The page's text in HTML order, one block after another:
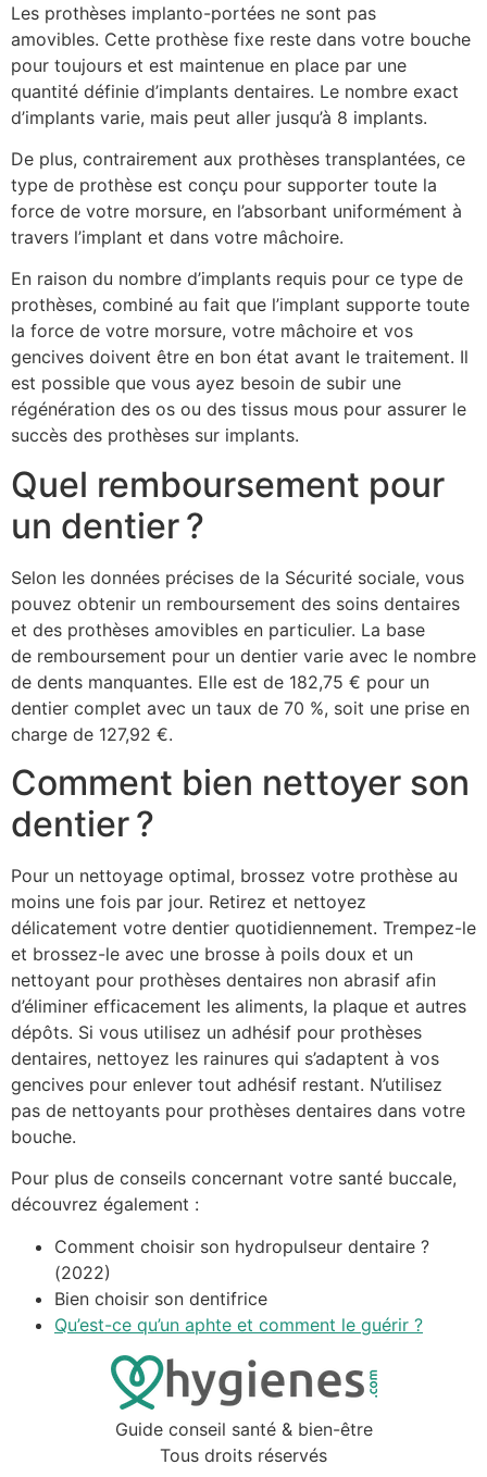
Les prothèses implanto-portées ne sont pas
amovibles. Cette prothèse fixe reste dans votre bouche
pour toujours et est maintenue en place par une
quantité définie d’implants dentaires. Le nombre exact
d’implants varie, mais peut aller jusqu’à 8 implants.
De plus, contrairement aux prothèses transplantées, ce
type de prothèse est conçu pour supporter toute la
force de votre morsure, en l’absorbant uniformément à
travers l’implant et dans votre mâchoire.
En raison du nombre d’implants requis pour ce type de
prothèses, combiné au fait que l’implant supporte toute
la force de votre morsure, votre mâchoire et vos
gencives doivent être en bon état avant le traitement. Il
est possible que vous ayez besoin de subir une
régénération des os ou des tissus mous pour assurer le
succès des prothèses sur implants.
Quel remboursement pour
un dentier ?
Selon les données précises de la Sécurité sociale, vous
pouvez obtenir un remboursement des soins dentaires
et des prothèses amovibles en particulier. La base
de remboursement pour un dentier varie avec le nombre
de dents manquantes. Elle est de 182,75 € pour un
dentier complet avec un taux de 70 %, soit une prise en
charge de 127,92 €.
Comment bien nettoyer son
dentier ?
Pour un nettoyage optimal, brossez votre prothèse au
moins une fois par jour. Retirez et nettoyez
délicatement votre dentier quotidiennement. Trempez-le
et brossez-le avec une brosse à poils doux et un
nettoyant pour prothèses dentaires non abrasif afin
d’éliminer efficacement les aliments, la plaque et autres
dépôts. Si vous utilisez un adhésif pour prothèses
dentaires, nettoyez les rainures qui s’adaptent à vos
gencives pour enlever tout adhésif restant. N’utilisez
pas de nettoyants pour prothèses dentaires dans votre
bouche.
Pour plus de conseils concernant votre santé buccale,
découvrez également :
Comment choisir son hydropulseur dentaire ?
(2022)
Bien choisir son dentifrice
Qu’est-ce qu’un aphte et comment le guérir ?
Guide conseil santé & bien-être
Tous droits réservés